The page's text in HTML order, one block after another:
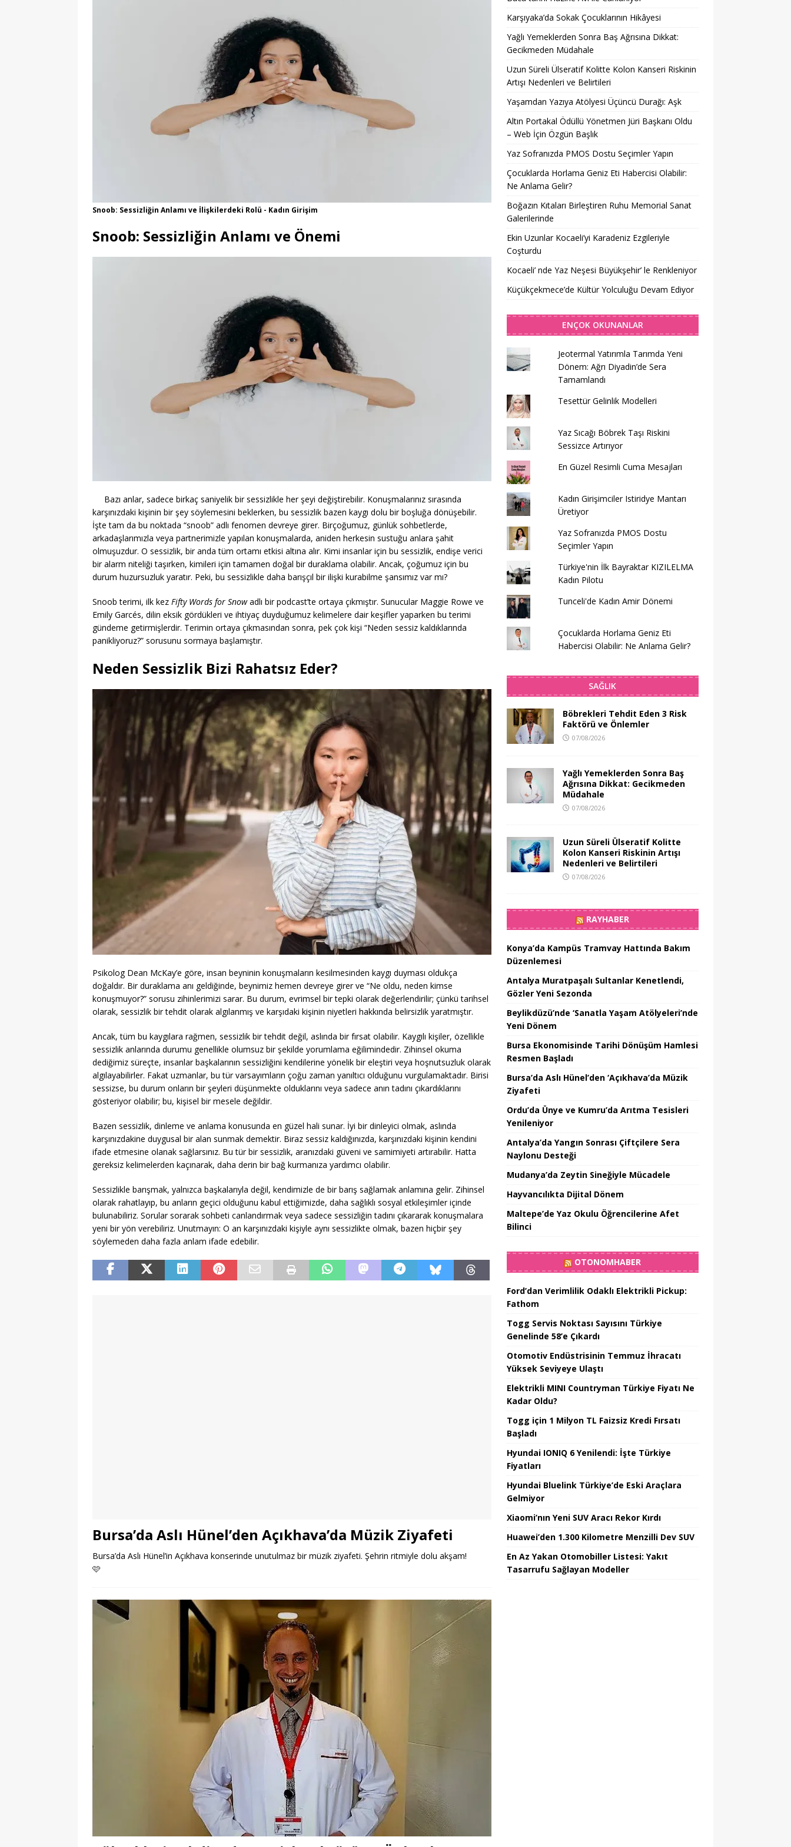
Snoob: Sessizliğin Anlamı ve İlişkilerdeki Rolü - Kadın Girişim
Snoob: Sessizliğin Anlamı ve Önemi
Bazı anlar, sadece birkaç saniyelik bir sessizlikle her şeyi değiştirebilir. Konuşmalarınız sırasında
karşınızdaki kişinin bir şey söylemesini beklerken, bu sessizlik bazen kaygı dolu bir boşluğa dönüşebilir.
İşte tam da bu noktada “snoob” adlı fenomen devreye girer. Birçoğumuz, günlük sohbetlerde,
arkadaşlarımızla veya partnerimizle yapılan konuşmalarda, aniden herkesin sustuğu anlara şahit
olmuşuzdur. O sessizlik, bir anda tüm ortamı etkisi altına alır. Kimi insanlar için bu sessizlik, endişe verici
bir alarm niteliği taşırken, kimileri için tamamen doğal bir duraklama olabilir. Ancak, çoğumuz için bu
durum huzursuzluk yaratır. Peki, bu sessizlikle daha barışçıl bir ilişki kurabilme şansımız var mı?
Snoob terimi, ilk kez Fifty Words for Snowadlı bir podcast’te ortaya çıkmıştır. Sunucular Maggie Rowe ve
Emily Garcés, dilin eksik gördükleri ve ihtiyaç duyduğumuz kelimelere dair keşifler yaparken bu terimi
gündeme getirmişlerdir. Terimin ortaya çıkmasından sonra, pek çok kişi “Neden sessiz kaldıklarında
panikliyoruz?” sorusunu sormaya başlamıştır.
Neden Sessizlik Bizi Rahatsız Eder?
Psikolog Dean McKay’e göre, insan beyninin konuşmaların kesilmesinden kaygı duyması oldukça
doğaldır. Bir duraklama anı geldiğinde, beynimiz hemen devreye girer ve “Ne oldu, neden kimse
konuşmuyor?” sorusu zihinlerimizi sarar. Bu durum, evrimsel bir tepki olarak değerlendirilir; çünkü tarihsel
olarak, sessizlik bir tehdit olarak algılanmış ve karşıdaki kişinin niyetleri hakkında belirsizlik yaratmıştır.
Ancak, tüm bu kaygılara rağmen, sessizlik bir tehdit değil, aslında bir fırsat olabilir. Kaygılı kişiler, özellikle
sessizlik anlarında durumu genellikle olumsuz bir şekilde yorumlama eğilimindedir. Zihinsel okuma
dediğimiz süreçte, insanlar başkalarının sessizliğini kendilerine yönelik bir eleştiri veya hoşnutsuzluk olarak
algılayabilirler. Fakat uzmanlar, bu tür varsayımların çoğu zaman yanıltıcı olduğunu vurgulamaktadır. Birisi
sessizse, bu durum onların bir şeyleri düşünmekte olduklarını veya sadece anın tadını çıkardıklarını
gösteriyor olabilir; bu, kişisel bir mesele değildir.
Bazen sessizlik, dinleme ve anlama konusunda en güzel hali sunar. İyi bir dinleyici olmak, aslında
karşınızdakine duygusal bir alan sunmak demektir. Biraz sessiz kaldığınızda, karşınızdaki kişinin kendini
ifade etmesine olanak sağlarsınız. Bu tür bir sessizlik, aranızdaki güveni ve samimiyeti artırabilir. Hatta
gereksiz kelimelerden kaçınarak, daha derin bir bağ kurmanıza yardımcı olabilir.
Sessizlikle barışmak, yalnızca başkalarıyla değil, kendimizle de bir barış sağlamak anlamına gelir. Zihinsel
olarak rahatlayıp, bu anların geçici olduğunu kabul ettiğimizde, daha sağlıklı sosyal etkileşimler içinde
bulunabiliriz. Sorular sorarak sohbeti canlandırmak veya sadece sessizliğin tadını çıkararak konuşmalara
yeni bir yön verebiliriz. Unutmayın: O an karşınızdaki kişiyle aynı sessizlikte olmak, bazen hiçbir şey
söylemeden daha fazla anlam ifade edebilir.
Bursa’da Aslı Hünel’den Açıkhava’da Müzik Ziyafeti
Bursa’da Aslı Hünel’in Açıkhava konserinde unutulmaz bir müzik ziyafeti. Şehrin ritmiyle dolu akşam!
🩷
Karşıyaka’da Sokak Çocuklarının Hikâyesi
Yağlı Yemeklerden Sonra Baş Ağrısına Dikkat:
Gecikmeden Müdahale
Uzun Süreli Ülseratif Kolitte Kolon Kanseri Riskinin
Artışı Nedenleri ve Belirtileri
Yaşamdan Yazıya Atölyesi Üçüncü Durağı: Aşk
Altın Portakal Ödüllü Yönetmen Jüri Başkanı Oldu
– Web İçin Özgün Başlık
Yaz Sofranızda PMOS Dostu Seçimler Yapın
Çocuklarda Horlama Geniz Eti Habercisi Olabilir:
Ne Anlama Gelir?
Boğazın Kıtaları Birleştiren Ruhu Memorial Sanat
Galerilerinde
Ekin Uzunlar Kocaeli’yi Karadeniz Ezgileriyle
Coşturdu
Kocaeli’ nde Yaz Neşesi Büyükşehir’ le Renkleniyor
Küçükçekmece’de Kültür Yolculuğu Devam Ediyor
ENÇOK OKUNANLAR
Jeotermal Yatırımla Tarımda Yeni
Dönem: Ağrı Diyadin’de Sera
Tamamlandı
Tesettür Gelinlik Modelleri
Yaz Sıcağı Böbrek Taşı Riskini
Sessizce Artırıyor
En Güzel Resimli Cuma Mesajları
Kadın Girişimciler Istiridye Mantarı
Üretiyor
Yaz Sofranızda PMOS Dostu
Seçimler Yapın
Türkiye'nin İlk Bayraktar KIZILELMA
Kadın Pilotu
Tunceli'de Kadın Amir Dönemi
Çocuklarda Horlama Geniz Eti
Habercisi Olabilir: Ne Anlama Gelir?
SAĞLIK
Böbrekleri Tehdit Eden 3 Risk
Faktörü ve Önlemler
07/08/2026
Yağlı Yemeklerden Sonra Baş
Ağrısına Dikkat: Gecikmeden
Müdahale
07/08/2026
Uzun Süreli Ülseratif Kolitte
Kolon Kanseri Riskinin Artışı
Nedenleri ve Belirtileri
07/08/2026
RAYHABER
Konya’da Kampüs Tramvay Hattında Bakım
Düzenlemesi
Antalya Muratpaşalı Sultanlar Kenetlendi,
Gözler Yeni Sezonda
Beylikdüzü’nde ‘Sanatla Yaşam Atölyeleri’nde
Yeni Dönem
Bursa Ekonomisinde Tarihi Dönüşüm Hamlesi
Resmen Başladı
Bursa’da Aslı Hünel’den ‘Açıkhava’da Müzik
Ziyafeti
Ordu’da Ünye ve Kumru’da Arıtma Tesisleri
Yenileniyor
Antalya’da Yangın Sonrası Çiftçilere Sera
Naylonu Desteği
Mudanya’da Zeytin Sineğiyle Mücadele
Hayvancılıkta Dijital Dönem
Maltepe’de Yaz Okulu Öğrencilerine Afet
Bilinci
OTONOMHABER
Ford’dan Verimlilik Odaklı Elektrikli Pickup:
Fathom
Togg Servis Noktası Sayısını Türkiye
Genelinde 58’e Çıkardı
Otomotiv Endüstrisinin Temmuz İhracatı
Yüksek Seviyeye Ulaştı
Elektrikli MINI Countryman Türkiye Fiyatı Ne
Kadar Oldu?
Togg için 1 Milyon TL Faizsiz Kredi Fırsatı
Başladı
Hyundai IONIQ 6 Yenilendi: İşte Türkiye
Fiyatları
Hyundai Bluelink Türkiye’de Eski Araçlara
Gelmiyor
Xiaomi’nın Yeni SUV Aracı Rekor Kırdı
Huawei’den 1.300 Kilometre Menzilli Dev SUV
En Az Yakan Otomobiller Listesi: Yakıt
Tasarrufu Sağlayan Modeller